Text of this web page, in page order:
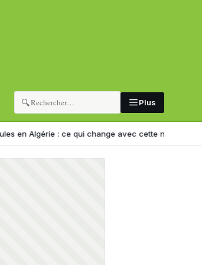
🔍 Plus
: ce qui change avec cette nouvelle décision